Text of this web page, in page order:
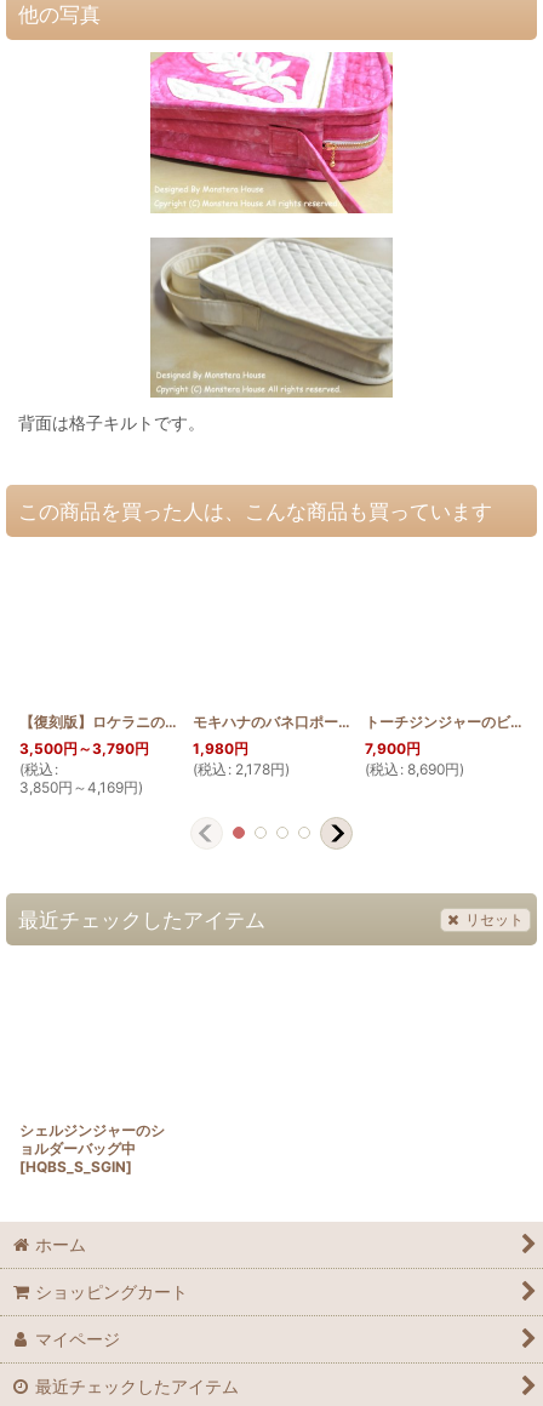
他の写真
背面は格子キルトです。
この商品を買った人は、こんな商品も買っています
【復刻版】ロケラニのワイヤー口金ポーチ18cm [HQWP_LO2]
3,500円 ～3,790円
(税込 :
3,850円 ～4,169円)
モキハナのバネ口ポーチ マチ付き 12cm [
1,980円
(税込 : 2,178円)
トーチジンジャーのビッグトート
7,900円
(税込 : 8,690円)
最近チェックしたアイテム リセット
シェルジンジャーのシ
ョルダーバッグ中
[HQBS_S_SGIN]
ホーム
ショッピングカート
マイページ
最近チェックしたアイテム